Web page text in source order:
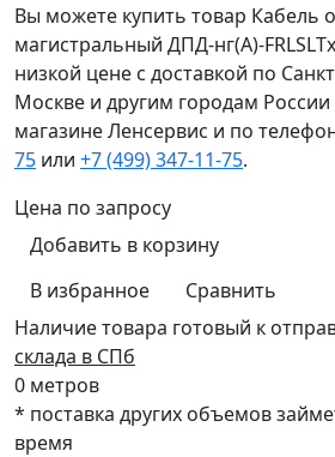
Вы можете купить товар Кабель
магистральный ДПД-нг(А)-
низкой цене с доставкой по
Москве и другим городам России
магазине Ленсервис и по
75 или +7 (499) 347-11-75.
Цена по запросу
Добавить в корзину
В избранное
Сравнить
Наличие товара готовый к
склада в СПб
0 метров
* поставка других объемов
время